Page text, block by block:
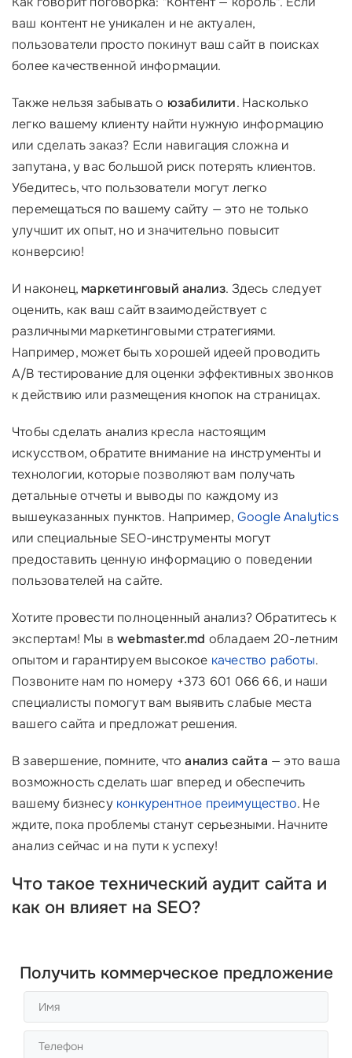
ваш контент не уникален и не актуален,
пользователи просто покинут ваш сайт в поисках
более качественной информации.
Также нельзя забывать о юзабилити. Насколько
легко вашему клиенту найти нужную информацию
или сделать заказ? Если навигация сложна и
запутана, у вас большой риск потерять клиентов.
Убедитесь, что пользователи могут легко
перемещаться по вашему сайту — это не только
улучшит их опыт, но и значительно повысит
конверсию!
И наконец, маркетинговый анализ. Здесь следует
оценить, как ваш сайт взаимодействует с
различными маркетинговыми стратегиями.
Например, может быть хорошей идеей проводить
A/B тестирование для оценки эффективных звонков
к действию или размещения кнопок на страницах.
Чтобы сделать анализ кресла настоящим
искусством, обратите внимание на инструменты и
технологии, которые позволяют вам получать
детальные отчеты и выводы по каждому из
вышеуказанных пунктов. Например, Google Analytics
или специальные SEO-инструменты могут
предоставить ценную информацию о поведении
пользователей на сайте.
Хотите провести полноценный анализ? Обратитесь к
экспертам! Мы вwebmaster.md обладаем 20-летним
опытом и гарантируем высокое качество работы.
Позвоните нам по номеру +373 601 066 66, и наши
специалисты помогут вам выявить слабые места
вашего сайта и предложат решения.
В завершение, помните, чтоанализ сайта — это ваша
возможность сделать шаг вперед и обеспечить
вашему бизнесу конкурентное преимущество. Не
ждите, пока проблемы станут серьезными. Начните
анализ сейчас и на пути к успеху!
Что такое технический аудит сайта и
как он влияет на SEO?
Получить коммерческое предложение